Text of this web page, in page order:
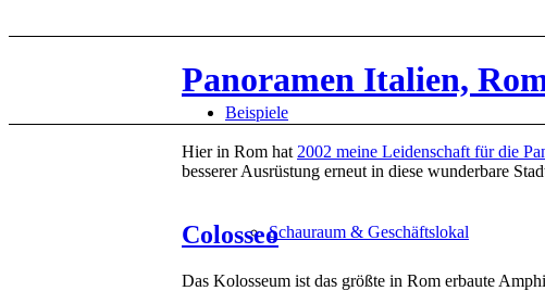
Beispiele
Schauraum & Geschäftslokal
Panoramen Italien,
Hier in Rom hat 2002 meine Leidenschaft für die
besserer Ausrüstung erneut in diese wunderbare
Colosseo
Das Kolosseum ist das größte in Rom erbaute